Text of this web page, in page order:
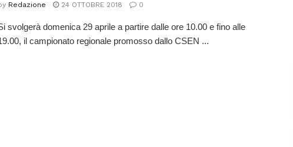
Redazione 24 OTTOBRE 2018 0
svolgerà domenica 29 aprile a partire dalle ore 10.00 e fino alle
il campionato regionale promosso dallo CSEN ...